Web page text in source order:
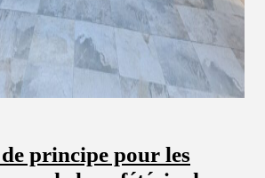
principe pour les